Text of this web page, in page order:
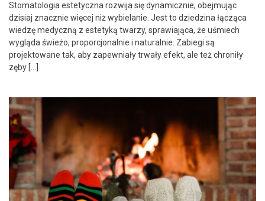
Stomatologia estetyczna rozwija się dynamicznie, obejmując
dzisiaj znacznie więcej niż wybielanie. Jest to dziedzina łącząca
wiedzę medyczną z estetyką twarzy, sprawiająca, że uśmiech
wygląda świeżo, proporcjonalnie i naturalnie. Zabiegi są
projektowane tak, aby zapewniały trwały efekt, ale też chroniły
zęby […]